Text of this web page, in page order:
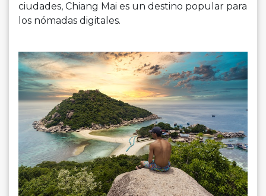
ciudades, Chiang Mai es un destino popular para
los nómadas digitales.